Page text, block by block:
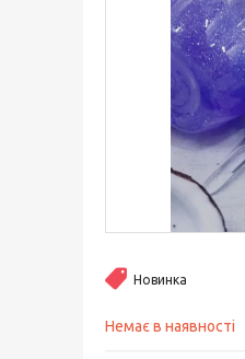
Новинка
Немає в наявності